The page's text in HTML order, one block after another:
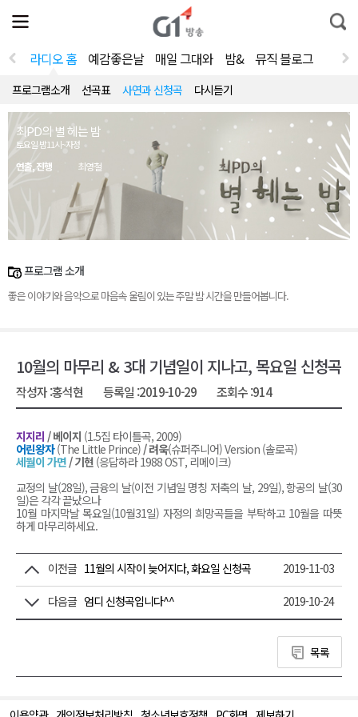
전
체
뉴
열
통
합
라디오 홈 예감좋은날 매일 그대와 밤& 뮤직 블로그
프로그램소개 선곡표 사연과 신청곡 다시듣기
최PD의 별 헤는 밤
토요일 밤11시~자정
연출, 진행 최영철
프로그램 소개
좋은 이야기와 음악으로 마음속 울림이 있는 주말 밤 시간을 만들어봅니다.
10월의 마무리 & 3대 기념일이 지나고, 목요일 신청곡
작성자 :홍석현 등록일 :2019-10-29 조회수 :914
지지리 / 베이지 (1.5집 타이틀곡, 2009)
어린왕자(The Little Prince) / 려욱(슈퍼주니어) Version (솔로곡)
세월이 가면 / 기현 (응답하라 1988 OST, 리메이크)
교정의 날(28일), 금융의 날(이전 기념일 명칭 저축의 날, 29일), 항공의 날(30
일)은 각각 끝났으나
10월 마지막날 목요일(10월31일) 자정의 희망곡들을 부탁하고 10월을 따뜻
하게 마무리하세요.
이전글 11월의 시작이 늦어지다, 화요일 신청곡 2019-11-03
다음글 엄디 신청곡입니다^^ 2019-10-24
목록